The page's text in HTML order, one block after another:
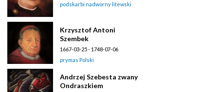
podskarbi nadworny litewski
Krzysztof Antoni
Szembek
1667-03-25 - 1748-07-06
prymas Polski
Andrzej Szebesta zwany
Ondraszkiem